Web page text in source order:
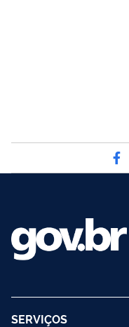
SERVIÇOS